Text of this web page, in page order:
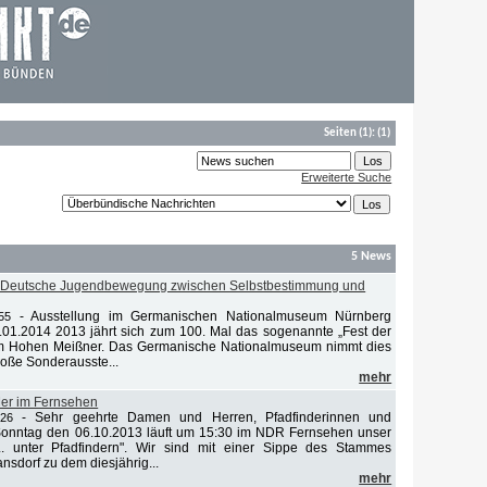
Seiten(1):(1)
Erweiterte Suche
5 News
Jugendbewegung zwischen Selbstbestimmung und
-Ausstellung im Germanischen Nationalmuseum Nürnberg
2013 jährt sich zum 100. Mal das sogenannte „Fest der
Hohen Meißner. Das Germanische Nationalmuseum nimmt dies
Sonderausste...
mehr
im Fernsehen
-Sehr geehrte Damen und Herren, Pfadfinderinnen und
den 06.10.2013 läuft um 15:30 im NDR Fernsehen unser
unter Pfadfindern". Wir sind mit einer Sippe des Stammes
zu dem diesjährig...
mehr